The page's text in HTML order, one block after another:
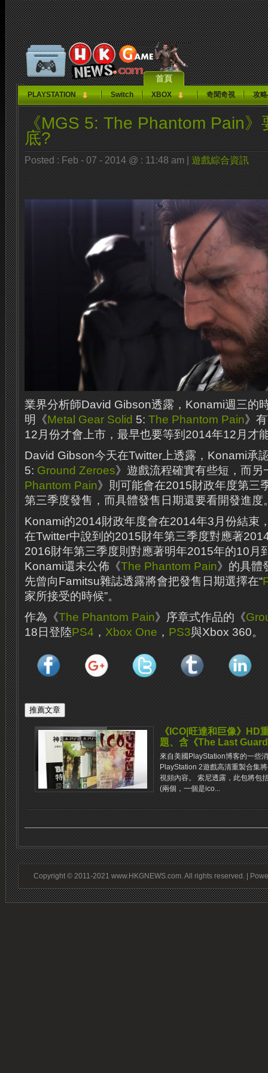
首頁
PLAYSTATION Switch XBOX 奇聞奇視 攻
《MGS 5: The Phantom Pain
底?
Posted : Feb - 07 - 2014 @ : 11:48 am | 遊戲綜合資訊
業界分析師David Gibson透露，Konami週三的
明《Metal Gear Solid 5: The Phantom Pain》
12月份才會上市，最早也要等到2014年12月才
David Gibson今天在Twitter上透露，Konami承
5: Ground Zeroes》遊戲流程確實有些短，而另
Phantom Pain》則可能會在2015財政年度第三
第三季度發售，而具體發售日期還要看開發進​​度
Konami的2014財政年度會在2014年3月份結束
在Twitter中說到的2015財年第三季度對應著
2016財年第三季度則對應著明年2015年的10月
Konami還未公佈《The Phantom Pain》的具體
先曾向Famitsu雜誌透露將會把發售日期選擇在“
家所接受的時候”。
作為《The Phantom Pain》序章式作品的《
18日登陸PS4 ， Xbox One ， PS3與Xbox 360。
《ICO|旺達和巨像》HD
題、含《The Last
來自美國PlayStation博客的一些
PlayStation 2遊戲高清重製合集
視頻內容。 索尼透露，此包將包
(兩個，一個是ico...
Copyright © 2011-2021 www.HKGNEWS.com. All rights reserved. |